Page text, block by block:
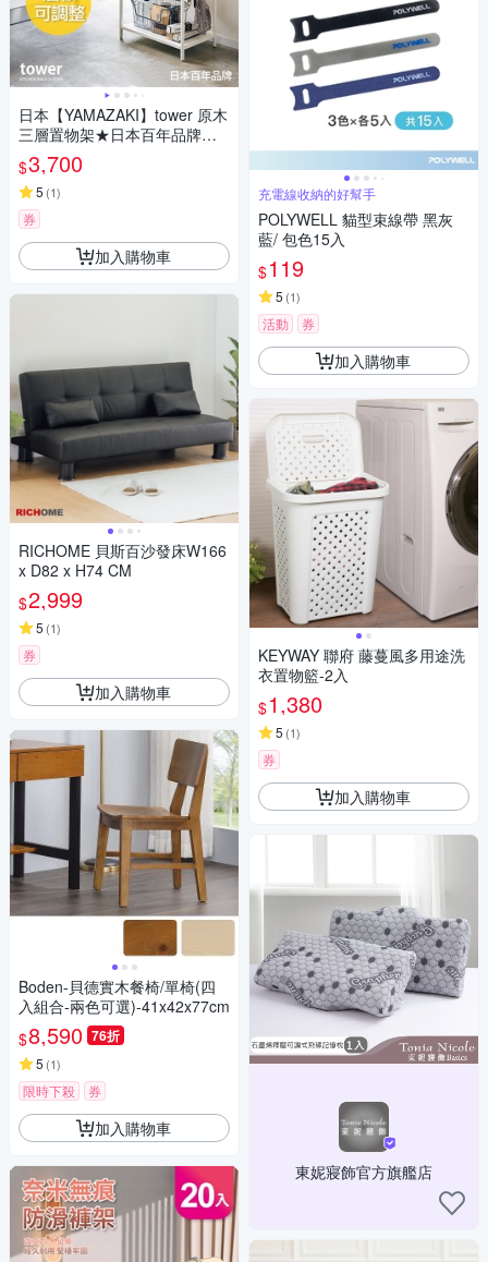
日本【YAMAZAKI】tower 原木
三層置物架★日本百年品牌★廚
房收納/置物架/電器櫃
$3,700
5 (1)
券
加入購物車
RICHOME 貝斯百沙發床W166
x D82 x H74 CM
$2,999
5 (1)
券
加入購物車
Boden-貝德實木餐椅/單椅(四
入組合-兩色可選)-41x42x77cm
$8,590 76折
5 (1)
限時下殺 券
加入購物車
充電線收納的好幫手
POLYWELL 貓型束線帶 黑灰
藍/ 包色15入
$119
5 (1)
活動 券
加入購物車
KEYWAY 聯府 藤蔓風多用途洗
衣置物籃-2入
$1,380
5 (1)
券
加入購物車
東妮寢飾官方旗艦店